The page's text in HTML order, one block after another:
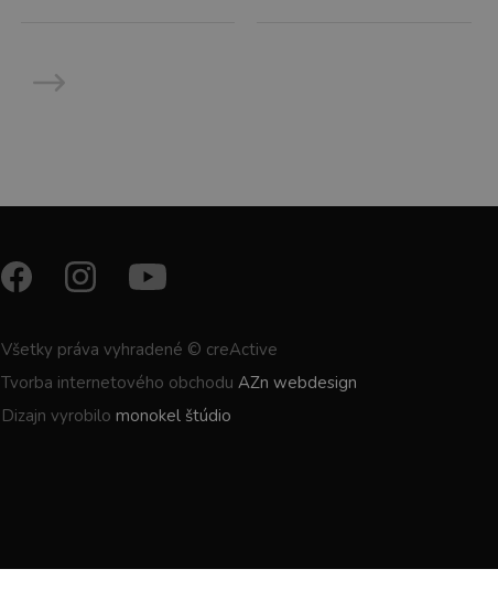
Všetky práva vyhradené © creActive
Tvorba internetového obchodu AZn webdesign
Dizajn vyrobilo monokel štúdio